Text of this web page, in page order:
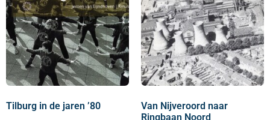
Tilburg in de jaren ’80
Van Nijveroord naar
Ringbaan Noord